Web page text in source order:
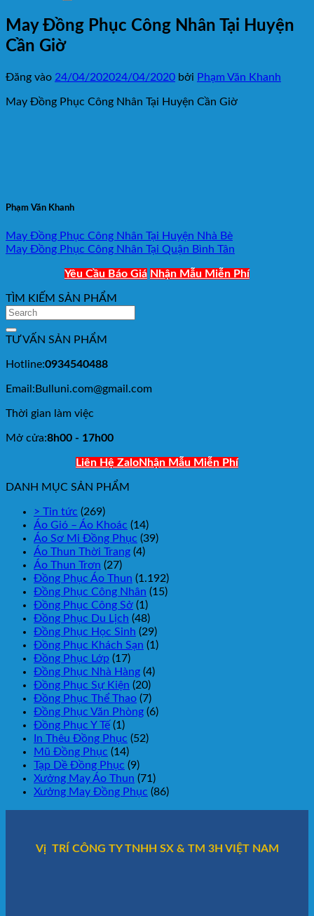
May Đồng Phục Công Nhân Tại Huyện
Cần Giờ
Đăng vào 24/04/202024/04/2020 bởi Phạm Văn Khanh
May Đồng Phục Công Nhân Tại Huyện Cần Giờ
Phạm Văn Khanh
May Đồng Phục Công Nhân Tại Huyện Nhà Bè
May Đồng Phục Công Nhân Tại Quận Bình Tân
Yêu Cầu Báo Giá Nhận Mẫu Miễn Phí
TÌM KIẾM SẢN PHẨM
TƯ VẤN SẢN PHẨM
Hotline:0934540488
Email:Bulluni.com@gmail.com
Thời gian làm việc
Mở cửa:8h00 - 17h00
Liên Hệ ZaloNhận Mẫu Miễn Phí
DANH MỤC SẢN PHẨM
> Tin tức (269)
Áo Gió – Áo Khoác (14)
Áo Sơ Mi Đồng Phục (39)
Áo Thun Thời Trang (4)
Áo Thun Trơn (27)
Đồng Phục Áo Thun (1.192)
Đồng Phục Công Nhân (15)
Đồng Phục Công Sở (1)
Đồng Phục Du Lịch (48)
Đồng Phục Học Sinh (29)
Đồng Phục Khách Sạn (1)
Đồng Phục Lớp (17)
Đồng Phục Nhà Hàng (4)
Đồng Phục Sự Kiện (20)
Đồng Phục Thể Thao (7)
Đồng Phục Văn Phòng (6)
Đồng Phục Y Tế (1)
In Thêu Đồng Phục (52)
Mũ Đồng Phục (14)
Tạp Dề Đồng Phục (9)
Xưởng May Áo Thun (71)
Xưởng May Đồng Phục (86)
Vị TRÍ CÔNG TY TNHH SX & TM 3H VIỆT NAM